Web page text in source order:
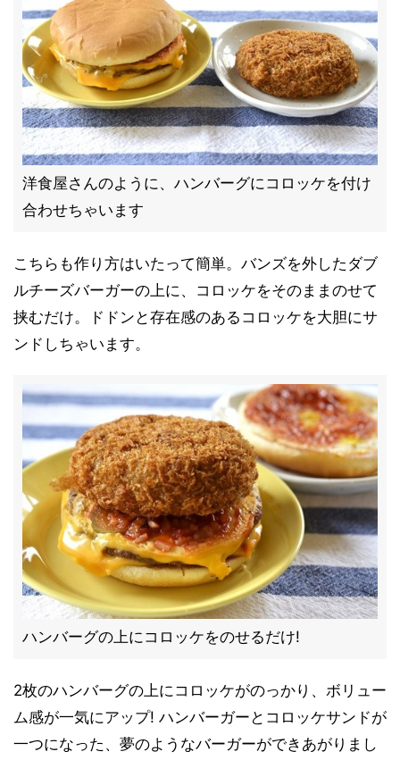
洋食屋さんのように、ハンバーグにコロッケを付け
合わせちゃいます
こちらも作り方はいたって簡単。バンズを外したダブ
ルチーズバーガーの上に、コロッケをそのままのせて
挟むだけ。ドドンと存在感のあるコロッケを大胆にサ
ンドしちゃいます。
ハンバーグの上にコロッケをのせるだけ!
2枚のハンバーグの上にコロッケがのっかり、ボリュー
ム感が一気にアップ! ハンバーガーとコロッケサンドが
一つになった、夢のようなバーガーができあがりまし